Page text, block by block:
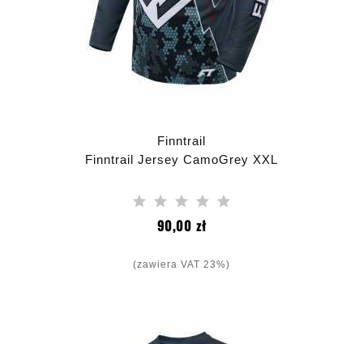
Finntrail
Finntrail Jersey CamoGrey XXL
90,00 złCena
(zawiera VAT 23%)